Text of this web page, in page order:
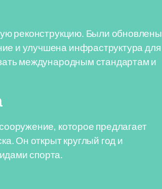
реконструкцию. Были обновлены
и улучшена инфраструктура для
международным стандартам и
которое предлагает
Он открыт круглый год и
спорта.